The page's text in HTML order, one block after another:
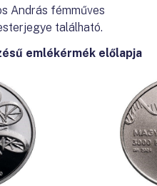
András fémműves
található.
emlékérmék előlapja